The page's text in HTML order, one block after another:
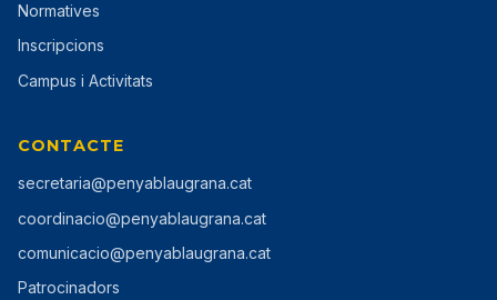
Normatives
Inscripcions
Campus i Activitats
CONTACTE
secretaria@penyablaugrana.cat
coordinacio@penyablaugrana.cat
comunicacio@penyablaugrana.cat
Patrocinadors